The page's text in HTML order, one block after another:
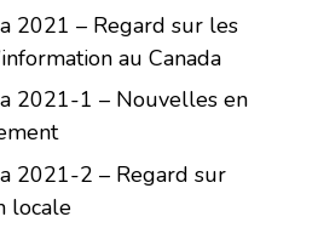
2021 – Regard sur les
au Canada
2021-1 – Nouvelles en
2021-2 – Regard sur
locale